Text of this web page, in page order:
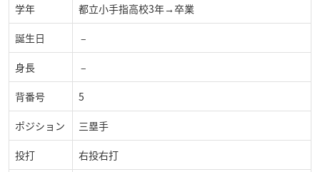
学年 都立小手指高校3年→卒業
誕生日 –
身長 –
背番号 5
ポジション 三塁手
投打 右投右打